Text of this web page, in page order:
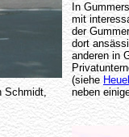
In
mit
der
dort
anderen in
(siehe
neben
Schmidt,